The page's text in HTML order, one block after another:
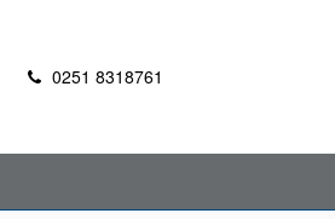
0251 8318761